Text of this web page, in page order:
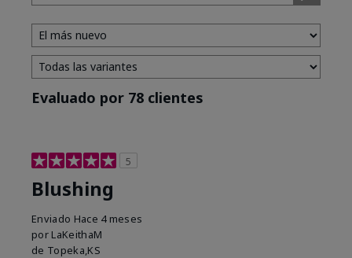
Evaluado por 78 clientes
5
Blushing
Enviado Hace 4 meses
por LaKeithaM
de Topeka,KS